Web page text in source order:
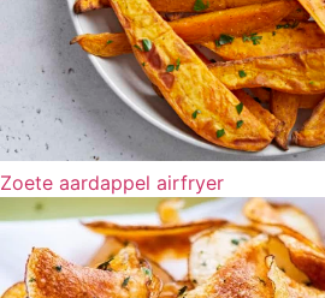
Zoete aardappel airfryer